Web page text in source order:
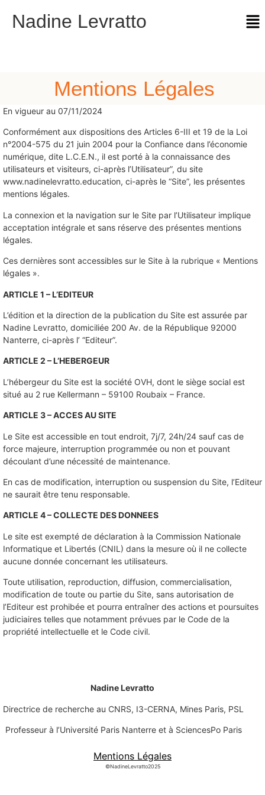
Nadine Levratto
Mentions Légales
En vigueur au 07/11/2024
Conformément aux dispositions des Articles 6-III et 19 de la Loi
n°2004-575 du 21 juin 2004 pour la Confiance dans l’économie
numérique, dite L.C.E.N., il est porté à la connaissance des
utilisateurs et visiteurs, ci-après l’Utilisateur”, du site
www.nadinelevratto.education, ci-après le “Site”, les présentes
mentions légales.
La connexion et la navigation sur le Site par l’Utilisateur implique
acceptation intégrale et sans réserve des présentes mentions
légales.
Ces dernières sont accessibles sur le Site à la rubrique « Mentions
légales ».
ARTICLE 1 – L’EDITEUR
L’édition et la direction de la publication du Site est assurée par
Nadine Levratto, domiciliée 200 Av. de la République 92000
Nanterre, ci-après l’ “Editeur”.
ARTICLE 2 – L’HEBERGEUR
L’hébergeur du Site est la société OVH, dont le siège social est
situé au 2 rue Kellermann – 59100 Roubaix – France.
ARTICLE 3 – ACCES AU SITE
Le Site est accessible en tout endroit, 7j/7, 24h/24 sauf cas de
force majeure, interruption programmée ou non et pouvant
découlant d’une nécessité de maintenance.
En cas de modification, interruption ou suspension du Site, l’Editeur
ne saurait être tenu responsable.
ARTICLE 4 – COLLECTE DES DONNEES
Le site est exempté de déclaration à la Commission Nationale
Informatique et Libertés (CNIL) dans la mesure où il ne collecte
aucune donnée concernant les utilisateurs.
Toute utilisation, reproduction, diffusion, commercialisation,
modification de toute ou partie du Site, sans autorisation de
l’Editeur est prohibée et pourra entraîner des actions et poursuites
judiciaires telles que notamment prévues par le Code de la
propriété intellectuelle et le Code civil.
Nadine Levratto
Directrice de recherche au CNRS, I3-CERNA, Mines Paris, PSL
Professeur à l’Université Paris Nanterre et à SciencesPo Paris
Mentions Légales
©NadineLevratto2025